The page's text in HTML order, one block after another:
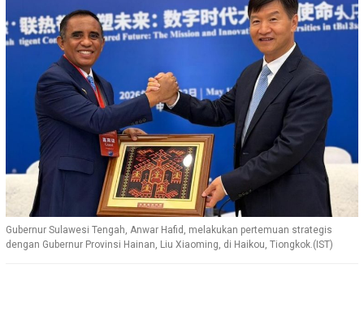
Gubernur Sulawesi Tengah, Anwar Hafid, melakukan pertemuan strategis
dengan Gubernur Provinsi Hainan, Liu Xiaoming, di Haikou, Tiongkok.(IST)